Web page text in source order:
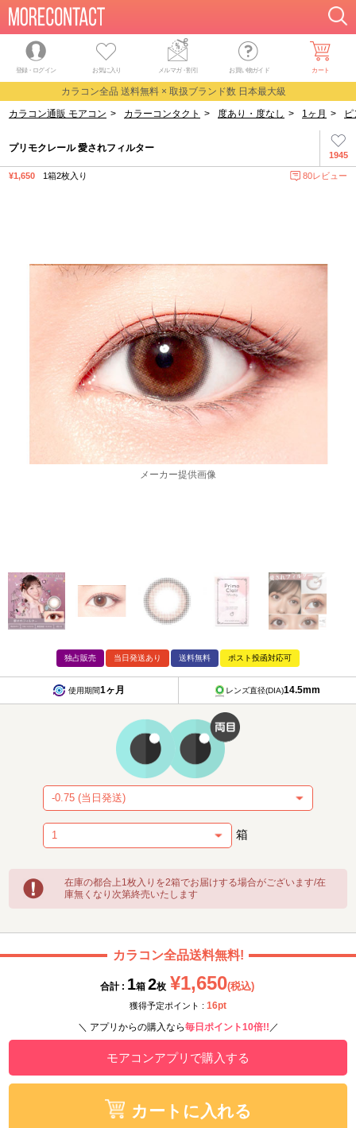
登録・ログイン お気に入り メルマガ・割引 お買い物ガイド カート
カラコン全品 送料無料 × 取扱ブランド数 日本最大級
カラコン通販 モアコン > カラーコンタクト > 度あり・度なし > 1ヶ月 >
1945
プリモクレール 愛されフィルター
¥1,650 1箱2枚入り 80レビュー
独占販売 当日発送あり 送料無料 ポスト投函対応可
使用期間1ヶ月 レンズ直径(DIA)14.5mm
箱
在庫の都合上1枚入りを2箱でお届けする場合がございます/在
庫無くなり次第終売いたします
カラコン全品送料無料!
合計 : 1箱 2枚 ¥1,650(税込)
獲得予定ポイント : 16pt
＼ アプリからの購入なら毎日ポイント10倍!! ／
モアコンアプリで購入する
カートに入れる